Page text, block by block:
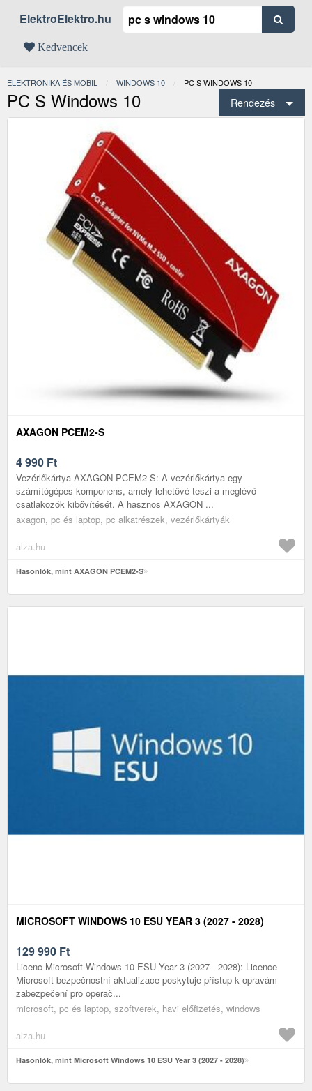
ElektroElektro.hu
Kedvencek
ELEKTRONIKA ÉS MOBIL WINDOWS 10 JELENLEGI:
PC S WINDOWS 10
PC S Windows 10 Rendezés
AXAGON PCEM2-S
4 990 Ft
Vezérlőkártya AXAGON PCEM2-S: A vezérlőkártya egy
számítógépes komponens, amely lehetővé teszi a meglévő
csatlakozók kibővítését. A hasznos AXAGON ...
axagon, pc és laptop, pc alkatrészek, vezérlőkártyák
alza.hu
Hasonlók, mint AXAGON PCEM2-S
MICROSOFT WINDOWS 10 ESU YEAR 3 (2027 - 2028)
129 990 Ft
Licenc Microsoft Windows 10 ESU Year 3 (2027 - 2028): Licence
Microsoft bezpečnostní aktualizace poskytuje přístup k opravám
zabezpečení pro operač...
microsoft, pc és laptop, szoftverek, havi előfizetés, windows
alza.hu
Hasonlók, mint Microsoft Windows 10 ESU Year 3 (2027 - 2028)